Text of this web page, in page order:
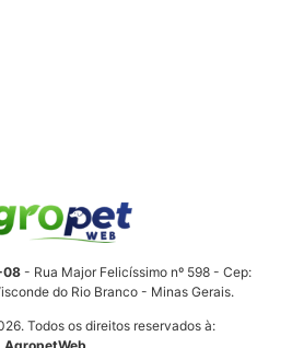
08 - Rua Major Felicíssimo nº 598 - Cep:
do Rio Branco - Minas Gerais.
Todos os direitos reservados à: